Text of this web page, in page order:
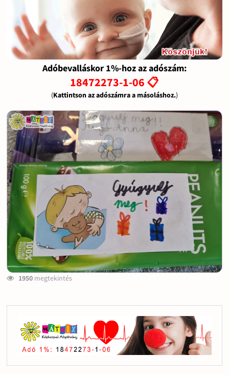
Adóbevalláskor 1%-hoz az adószám:
18472273-1-06 📋
(Kattintson az adószámra a másoláshoz.)
1950megtekintés